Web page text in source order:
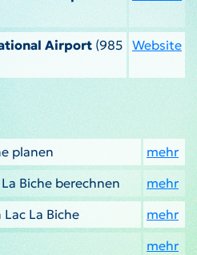
Airport (985 Website
planen
mehr
Biche berechnen
mehr
La Biche
mehr
mehr